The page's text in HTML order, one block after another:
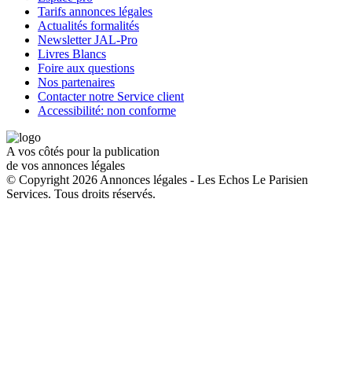
Tarifs annonces légales
Actualités formalités
Newsletter JAL-Pro
Livres Blancs
Foire aux questions
Nos partenaires
Contacter notre Service client
Accessibilité: non conforme
A vos côtés pour la publication
de vos annonces légales
© Copyright 2026 Annonces légales - Les Echos Le Parisien
Services. Tous droits réservés.